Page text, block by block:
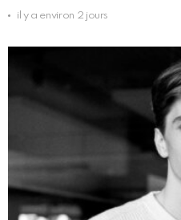
il y a environ 2 jours